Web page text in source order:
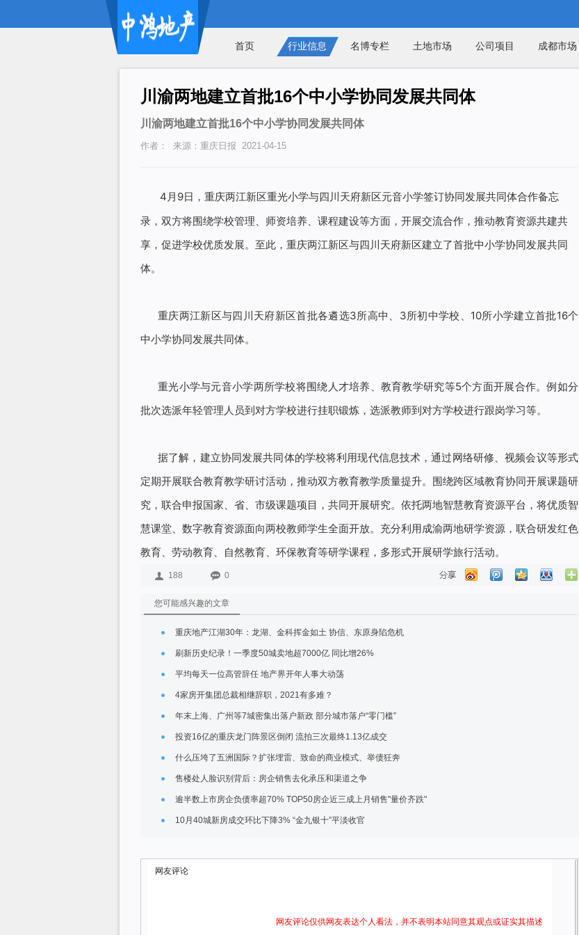
首页 行业信息 名博专栏 土地市场 公司项目 成都市场
川渝两地建立首批16个中小学协同发展共同体
川渝两地建立首批16个中小学协同发展共同体
作者： 来源：重庆日报 2021-04-15
4月9日，重庆两江新区重光小学与四川天府新区元音小学签订协同发展共同体合作备忘
录，双方将围绕学校管理、师资培养、课程建设等方面，开展交流合作，推动教育资源共建共
享，促进学校优质发展。至此，重庆两江新区与四川天府新区建立了首批中小学协同发展共同
体。
重庆两江新区与四川天府新区首批各遴选3所高中、3所初中学校、10所小学建立首批16个
中小学协同发展共同体。
重光小学与元音小学两所学校将围绕人才培养、教育教学研究等5个方面开展合作。例如分
批次选派年轻管理人员到对方学校进行挂职锻炼，选派教师到对方学校进行跟岗学习等。
据了解，建立协同发展共同体的学校将利用现代信息技术，通过网络研修、视频会议等形式
定期开展联合教育教学研讨活动，推动双方教育教学质量提升。围绕跨区域教育协同开展课题研
究，联合申报国家、省、市级课题项目，共同开展研究。依托两地智慧教育资源平台，将优质智
慧课堂、数字教育资源面向两校教师学生全面开放。充分利用成渝两地研学资源，联合研发红色
教育、劳动教育、自然教育、环保教育等研学课程，多形式开展研学旅行活动。
188 0
您可能感兴趣的文章
重庆地产江湖30年：龙湖、金科挥金如土 协信、东原身陷危机
刷新历史纪录！一季度50城卖地超7000亿 同比增26%
平均每天一位高管辞任 地产界开年人事大动荡
4家房开集团总裁相继辞职，2021有多难？
年末上海、广州等7城密集出落户新政 部分城市落户“零门槛”
投资16亿的重庆龙门阵景区倒闭 流拍三次最终1.13亿成交
什么压垮了五洲国际？扩张埋雷、致命的商业模式、举债狂奔
售楼处人脸识别背后：房企销售去化承压和渠道之争
逾半数上市房企负债率超70% TOP50房企近三成上月销售"量价齐跌"
10月40城新房成交环比下降3% “金九银十”平淡收官